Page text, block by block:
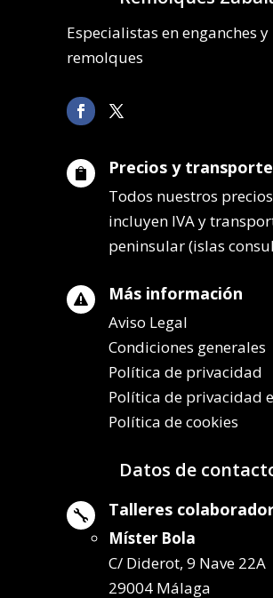
Especialistas en enganches y
remolques
 Precios y transporte
Todos nuestros precios
incluyen IVA y
peninsular (islas
 Más información
Aviso Legal
Condiciones generales
Política de privacidad
Política de privacidad
Política de cookies
Datos de
 Talleres
Míster Bola
C/ Diderot, 9 Nave 22A
29004 Málaga